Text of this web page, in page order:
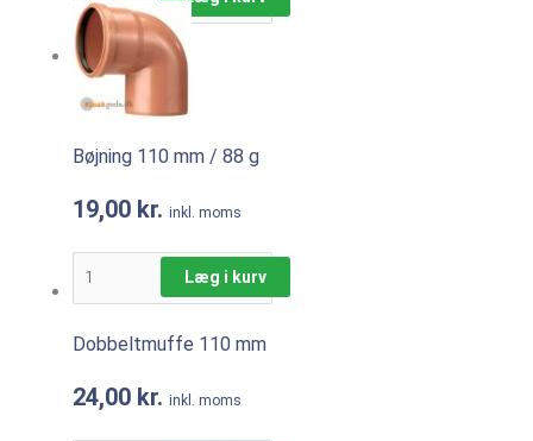
Bøjning 110 mm / 88 g
19,00 kr. inkl. moms
Læg i kurv
Dobbeltmuffe 110 mm
24,00 kr. inkl. moms